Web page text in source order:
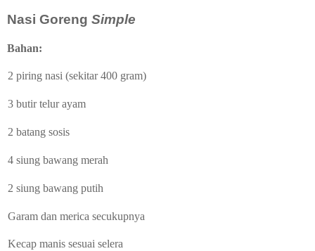
Nasi Goreng Simple
Bahan:
2 piring nasi (sekitar 400 gram)
3 butir telur ayam
2 batang sosis
4 siung bawang merah
2 siung bawang putih
Garam dan merica secukupnya
Kecap manis sesuai selera